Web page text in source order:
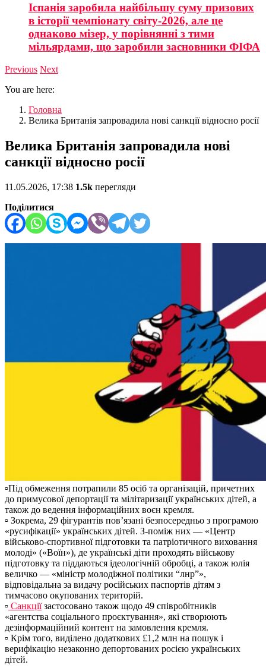
Іспанія заробила найбільшу суму призових
в історії чемпіонату світу-2026, але це
однаково мізер, у порівнянні з тими
мільярдами, що заробили засновники ФІФА
Previous Next
You are here:
Головна
Велика Британія запровадила нові санкції відносно росії
Велика Британія запровадила нові
санкції відносно росії
11.05.2026, 17:38 1.5k перегляди
Поділитися
▫️Під обмеження потрапили 85 осіб та організацій, причетних
до примусової депортації та мілітаризації українських дітей, а
також до ведення інформаційних воєн кремля.
▫️ Зокрема, 29 фігурантів пов’язані безпосередньо з програмою
«русифікації» українських дітей. З-поміж них — «Центр
військово-спортивної підготовки та патріотичного виховання
молоді» («Воїн»), де українські діти проходять військову
підготовку та піддаються ідеологічній обробці, а також юлія
величко — «міністр молодіжної політики “лнр”»,
відповідальна за видачу російських паспортів дітям з
тимчасово окупованих територій.
▫️ Санкціїзастосовано також щодо 49 співробітників
«агентства соціального проєктування», які створюють
дезінформаційний контент на замовлення кремля.
▫️ Крім того, виділено додаткових £1,2 млн на пошук і
верифікацію незаконно депортованих росією українських
дітей.